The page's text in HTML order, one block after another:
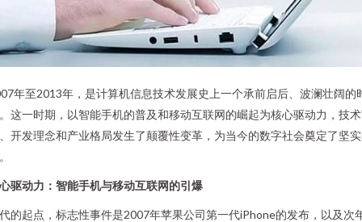
年至2013年，是计算机信息技术发展史上一个承前启后、波澜壮阔的
这一时期，以智能手机的普及和移动互联网的崛起为核心驱动力，技
开发理念和产业格局发生了颠覆性变革，为当今的数字社会奠定了坚
驱动力：智能手机与移动互联网的引爆
的起点，标志性事件是2007年苹果公司第一代iPhone的发布，以及次